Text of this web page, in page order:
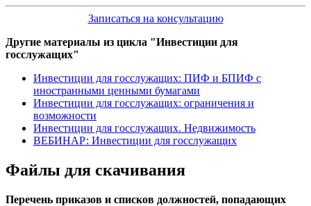
Записаться на консультацию
Другие материалы из цикла "Инвестиции для
госслужащих"
Инвестиции для госслужащих: ПИФ и БПИФ с
иностранными ценными бумагами
Инвестиции для госслужащих: ограничения и
возможности
Инвестиции для госслужащих. Недвижимость
ВЕБИНАР: Инвестиции для госслужащих
Файлы для скачивания
Перечень приказов и списков должностей, попадающих